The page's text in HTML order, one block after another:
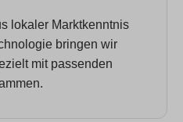
lokaler Marktkenntnis
bringen wir
mit passenden